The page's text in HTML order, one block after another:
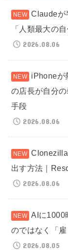
Claudeが
「人類最大の
2026.08.06
iPhoneが
の店長が自分
手段
2026.08.06
Clonezilla
出す方法｜
2026.08.06
AIに1000
のではなく「
2026.08.05